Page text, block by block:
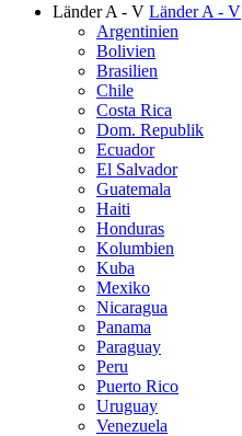
Länder A - V Länder A - V
Argentinien
Bolivien
Brasilien
Chile
Costa Rica
Dom. Republik
Ecuador
El Salvador
Guatemala
Haiti
Honduras
Kolumbien
Kuba
Mexiko
Nicaragua
Panama
Paraguay
Peru
Puerto Rico
Uruguay
Venezuela